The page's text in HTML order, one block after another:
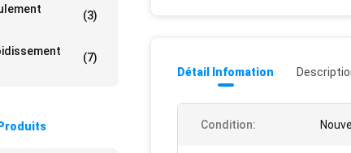
(3)
(7)
Détail Infomation
Condition: